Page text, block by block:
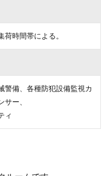
荷時間帯による。
警備、各種防犯設備監視カ
サー、
ィ